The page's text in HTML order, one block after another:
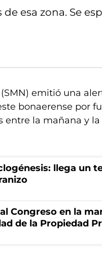
esa zona. Se
emitió una
bonaerense por
entre la mañana y la
llega un
Congreso en la
de la Propiedad